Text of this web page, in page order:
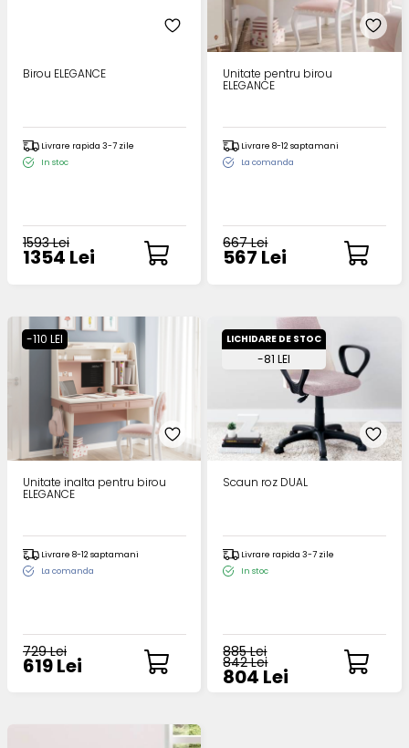
Birou ELEGANCE
Livrare rapida 3-7 zile
In stoc
1593 Lei
1354 Lei
Unitate pentru birou
ELEGANCE
Livrare 8-12 saptamani
La comanda
667 Lei
567 Lei
-110 LEI
Unitate inalta pentru birou
ELEGANCE
Livrare 8-12 saptamani
La comanda
729 Lei
619 Lei
LICHIDARE DE STOC
-81 LEI
Scaun roz DUAL
Livrare rapida 3-7 zile
In stoc
885 Lei
842 Lei
804 Lei